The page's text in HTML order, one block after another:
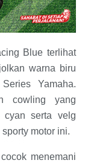
Blue terlihat
warna biru
Yamaha.
cowling yang
cyan serta velg
motor ini.
menemani